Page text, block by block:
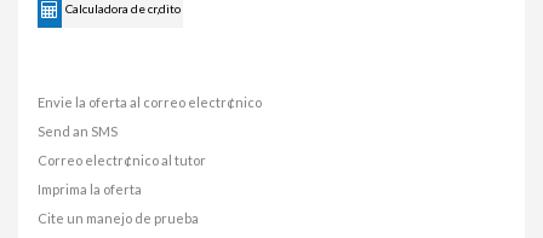
Calculadora de cr‚dito
Envie la oferta al correo electr¢nico
Send an SMS
Correo electr¢nico al tutor
Imprima la oferta
Cite un manejo de prueba